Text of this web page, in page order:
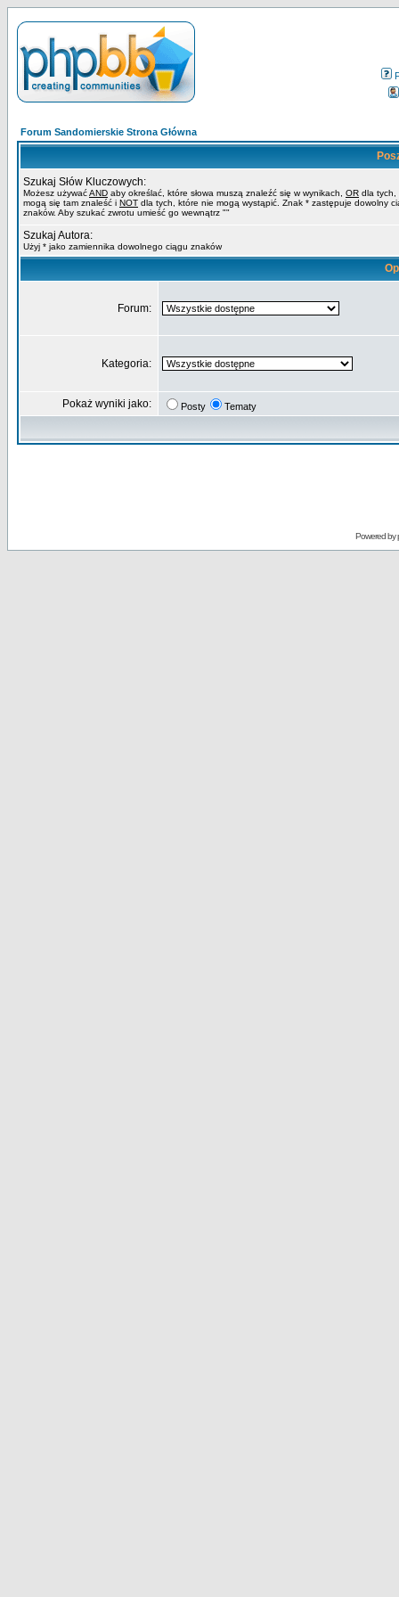
Forum Sandomierskie Strona Główna
Szukaj Słów Kluczowych:
Możesz używaćAND aby określać, które słowa muszą znaleźć się w wynikach, OR dla tych,
mogą się tam znaleść i NOT dla tych, które nie mogą wystąpić. Znak * zastępuje dowolny
znaków. Aby szukać zwrotu umieść go wewnątrz ""
Szukaj Autora:
Użyj * jako zamiennika dowolnego ciągu znaków
Forum:
Kategoria:
Pokaż wyniki jako: Posty Tematy
Powered by